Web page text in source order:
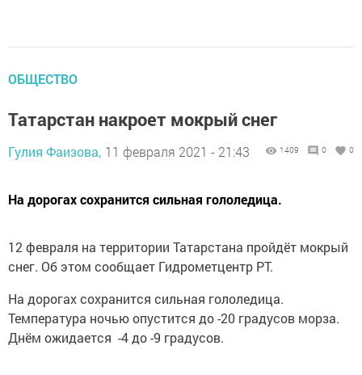
ОБЩЕСТВО
Татарстан накроет мокрый снег
Гулия Фаизова, 11 февраля 2021 - 21:43 1409 0 0
На дорогах сохранится сильная гололедица.
12 февраля на территории Татарстана пройдёт мокрый
снег. Об этом сообщает Гидрометцентр РТ.
На дорогах сохранится сильная гололедица.
Температура ночью опустится до -20 градусов морза.
Днём ожидается -4 до -9 градусов.